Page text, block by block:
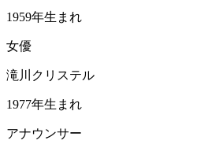
1959年生まれ
女優
滝川クリステル
1977年生まれ
アナウンサー